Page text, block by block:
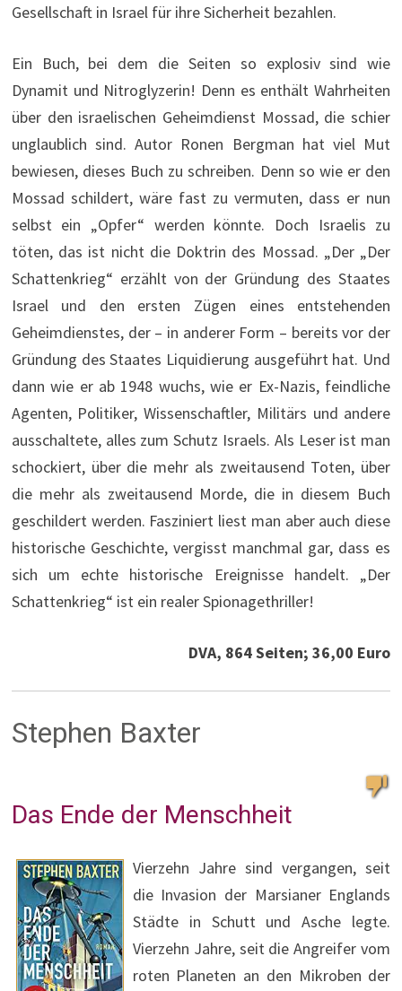
Gesellschaft in Israel für ihre Sicherheit bezahlen.
Ein Buch, bei dem die Seiten so explosiv sind wie
Dynamit und Nitroglyzerin! Denn es enthält Wahrheiten
über den israelischen Geheimdienst Mossad, die schier
unglaublich sind. Autor Ronen Bergman hat viel Mut
bewiesen, dieses Buch zu schreiben. Denn so wie er den
Mossad schildert, wäre fast zu vermuten, dass er nun
selbst ein „Opfer“ werden könnte. Doch Israelis zu
töten, das ist nicht die Doktrin des Mossad. „Der „Der
Schattenkrieg“ erzählt von der Gründung des Staates
Israel und den ersten Zügen eines entstehenden
Geheimdienstes, der – in anderer Form – bereits vor der
Gründung des Staates Liquidierung ausgeführt hat. Und
dann wie er ab 1948 wuchs, wie er Ex-Nazis, feindliche
Agenten, Politiker, Wissenschaftler, Militärs und andere
ausschaltete, alles zum Schutz Israels. Als Leser ist man
schockiert, über die mehr als zweitausend Toten, über
die mehr als zweitausend Morde, die in diesem Buch
geschildert werden. Fasziniert liest man aber auch diese
historische Geschichte, vergisst manchmal gar, dass es
sich um echte historische Ereignisse handelt. „Der
Schattenkrieg“ ist ein realer Spionagethriller!
DVA, 864 Seiten; 36,00 Euro
Stephen Baxter
Das Ende der Menschheit
Vierzehn Jahre sind vergangen, seit
die Invasion der Marsianer Englands
Städte in Schutt und Asche legte.
Vierzehn Jahre, seit die Angreifer vom
roten Planeten an den Mikroben der